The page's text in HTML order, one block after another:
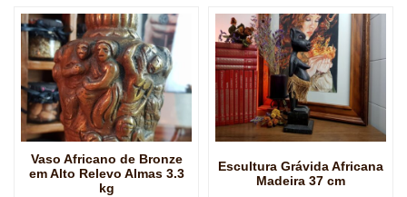
Vaso Africano de Bronze
em Alto Relevo Almas 3.3
kg
Escultura Grávida Africana
Madeira 37 cm